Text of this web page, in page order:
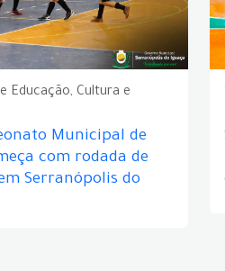
Educação, Cultura e
Municipal de
com rodada de
Serranópolis do